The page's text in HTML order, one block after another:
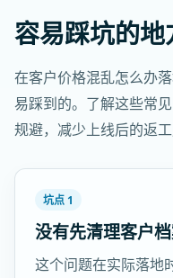
容易踩坑的地
在客户价格混乱怎么办
易踩到的。了解这些常
规避，减少上线后的返工
坑点 1
没有先清理客户
这个问题在实际落地